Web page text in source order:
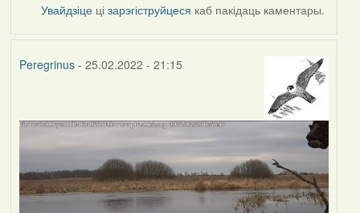
Увайдзіце цізарэгіструйцеся каб пакідаць каментары.
Peregrinus- 25.02.2022 - 21:15